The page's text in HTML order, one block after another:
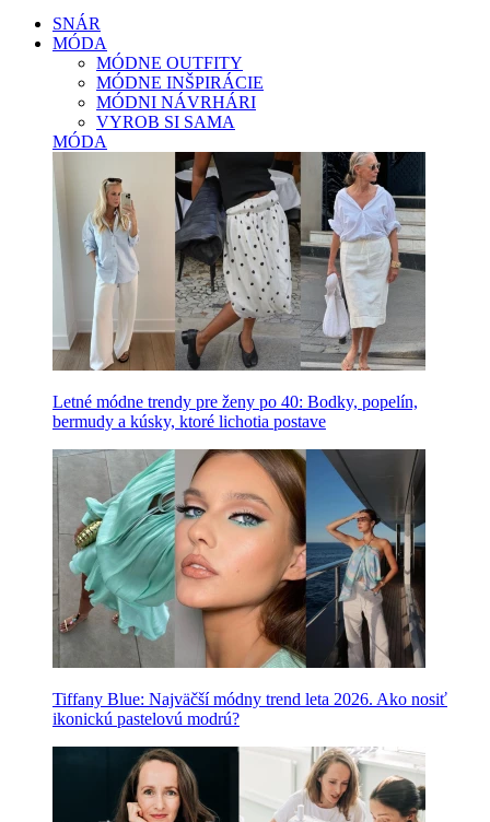
SNÁR
MÓDA
MÓDNE OUTFITY
MÓDNE INŠPIRÁCIE
MÓDNI NÁVRHÁRI
VYROB SI SAMA
MÓDA
Letné módne trendy pre ženy po 40: Bodky, popelín,
bermudy a kúsky, ktoré lichotia postave
Tiffany Blue: Najväčší módny trend leta 2026. Ako nosiť
ikonickú pastelovú modrú?